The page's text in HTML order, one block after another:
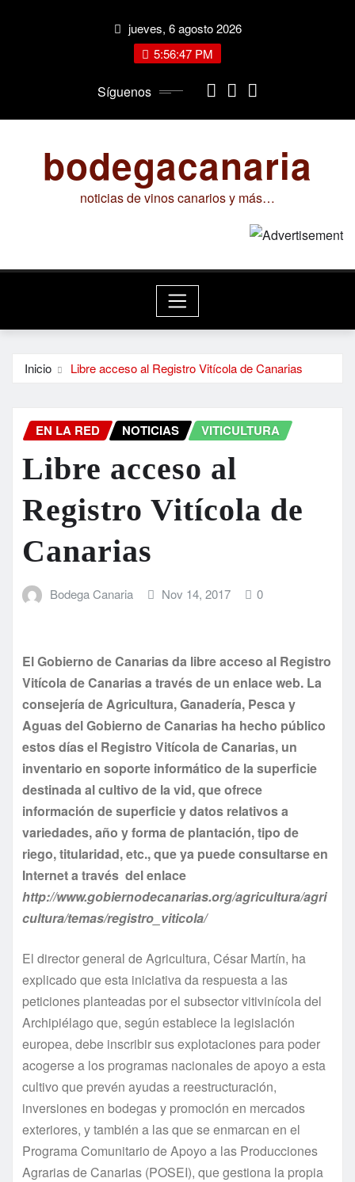
jueves, 6 agosto 2026
5:56:47 PM
Síguenos
bodegacanaria
noticias de vinos canarios y más…
Inicio Libre acceso al Registro Vitícola de Canarias
EN LA RED NOTICIAS VITICULTURA
Libre acceso al
Registro Vitícola de
Canarias
Bodega Canaria Nov 14, 2017 0
El Gobierno de Canarias da libre acceso al Registro
Vitícola de Canarias a través de un enlace web. La
consejería de Agricultura, Ganadería, Pesca y
Aguas del Gobierno de Canarias ha hecho público
estos días el Registro Vitícola de Canarias, un
inventario en soporte informático de la superficie
destinada al cultivo de la vid, que ofrece
información de superficie y datos relativos a
variedades, año y forma de plantación, tipo de
riego, titularidad, etc., que ya puede consultarse en
Internet a través del enlace
http://www.gobiernodecanarias.org/agricultura/agri
cultura/temas/registro_viticola/
El director general de Agricultura, César Martín, ha
explicado que esta iniciativa da respuesta a las
peticiones planteadas por el subsector vitivinícola del
Archipiélago que, según establece la legislación
europea, debe inscribir sus explotaciones para poder
acogerse a los programas nacionales de apoyo a esta
cultivo que prevén ayudas a reestructuración,
inversiones en bodegas y promoción en mercados
exteriores, y también a las que se enmarcan en el
Programa Comunitario de Apoyo a las Producciones
Agrarias de Canarias (POSEI), que gestiona la propia